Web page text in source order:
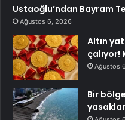
Ustaoğlu’ndan Bayram
Ağustos 6, 2026
Altın
çalıyor!
Ağustos
Bir